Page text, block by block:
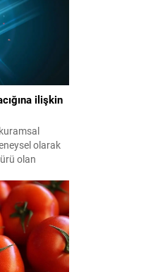
ilişkin
olarak
olan